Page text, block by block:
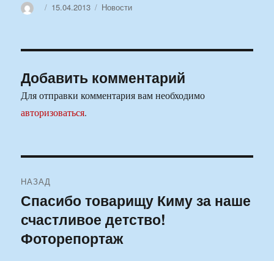
АвторОпубликовано
15.04.2013 Рубрики
Новости
Добавить комментарий
Для отправки комментария вам необходимо
авторизоваться.
по
записям
НАЗАД
Предыдущая
запись:
Спасибо товарищу Киму за наше
счастливое детство!
Фоторепортаж